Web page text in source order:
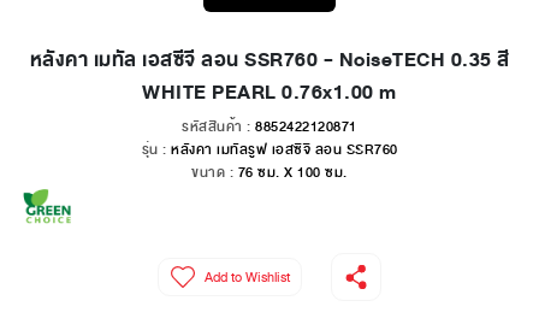
หลังคา เมทัล เอสซีจี ลอน SSR760 - NoiseTECH 0.35 สี
WHITE PEARL 0.76x1.00 m
รหัสสินค้า : 8852422120871
รุ่น : หลังคา เมทัลรูฟ เอสซีจี ลอน SSR760
ขนาด : 76 ซม. X 100 ซม.
Add to Wishlist